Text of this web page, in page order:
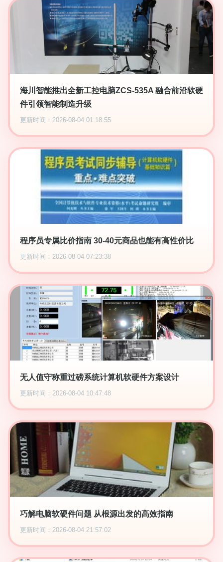
海川智能推出全新工控电脑ZCS-535A 融合前沿软硬
件引领智能制造升级
更新时间：2026-08-04 01:18:55
程序员专属比价指南 30-40元商品也能有高性价比
更新时间：2026-08-04 07:23:38
无人值守称重过磅系统计算机软硬件方案设计
更新时间：2026-08-04 10:47:48
巧解电脑软硬件问题 从根源出发的高效指南
更新时间：2026-08-04 21:57:02